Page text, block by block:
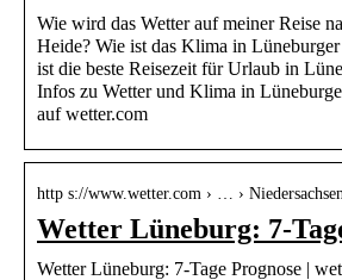
Wie wird das Wetter auf meiner Reise
Heide? Wie ist das Klima in
ist die beste Reisezeit für Urlaub in
Infos zu Wetter und Klima in
auf wetter.com
http s://www.wetter.com › … ›
Wetter Lüneburg: 7-
Wetter Lüneburg: 7-Tage Prognose |